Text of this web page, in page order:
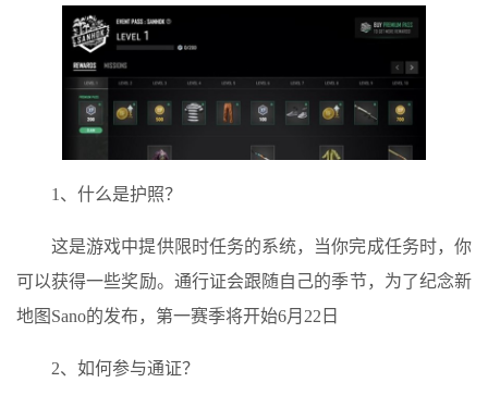
1、什么是护照？
这是游戏中提供限时任务的系统，当你完成任务时，你
可以获得一些奖励。通行证会跟随自己的季节，为了纪念新
地图Sano的发布，第一赛季将开始6月22日
2、如何参与通证？